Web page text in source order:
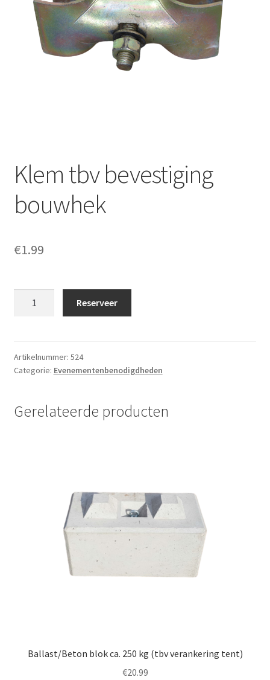
Offerte aanvraag
Privacybeleid
Klem tbv bevestiging
bouwhek
€1.99
aantal
Reserveer
Artikelnummer: 524
Categorie: Evenementenbenodigdheden
Gerelateerde producten
Ballast/Beton blok ca. 250 kg (tbv verankering tent)
€20.99